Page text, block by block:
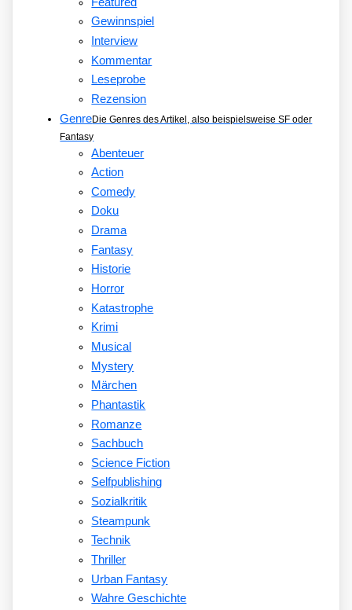
Gewinnspiel
Interview
Kommentar
Leseprobe
Rezension
GenreDie Genres des Artikel, also beispielsweise SF oder
Fantasy
Abenteuer
Action
Comedy
Doku
Drama
Fantasy
Historie
Horror
Katastrophe
Krimi
Musical
Mystery
Märchen
Phantastik
Romanze
Sachbuch
Science Fiction
Selfpublishing
Sozialkritik
Steampunk
Technik
Thriller
Urban Fantasy
Wahre Geschichte